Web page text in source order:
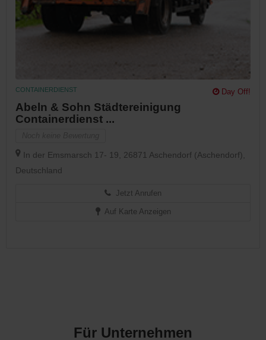
CONTAINERDIENST Day Off!
Abeln & Sohn Städtereinigung
Containerdienst ...
In der Emsmarsch 17- 19, 26871 Aschendorf (Aschendorf),
Deutschland
Jetzt Anrufen
Auf Karte Anzeigen
Für Unternehmen